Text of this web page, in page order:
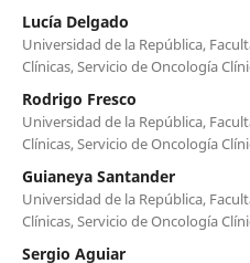
Lucía Delgado
Universidad de la República,
Clínicas, Servicio de Oncología
Rodrigo Fresco
Universidad de la República,
Clínicas, Servicio de Oncología
Guianeya Santander
Universidad de la República,
Clínicas, Servicio de Oncología
Sergio Aguiar